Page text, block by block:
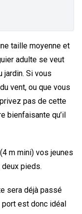
taille moyenne et
adulte se veut
jardin. Si vous
vent, ou que vous
pas de cette
bienfaisante qu’il
m mini) vos jeunes
pieds.
sera déjà passé
port est donc idéal